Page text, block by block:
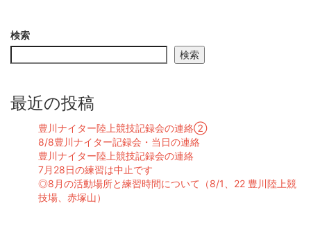
検索
検索
最近の投稿
豊川ナイター陸上競技記録会の連絡②
8/8豊川ナイター記録会・当日の連絡
豊川ナイター陸上競技記録会の連絡
7月28日の練習は中止です
◎8月の活動場所と練習時間について（8/1、22 豊川陸上競
技場、赤塚山）